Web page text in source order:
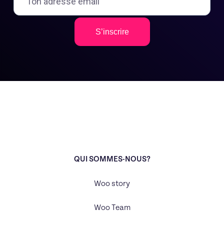
S’inscrire
QUI SOMMES-NOUS?
Woo story
Woo Team